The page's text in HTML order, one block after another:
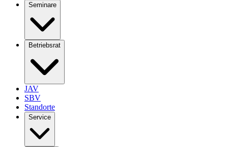
Seminare
Betriebsrat
JAV
SBV
Standorte
Service